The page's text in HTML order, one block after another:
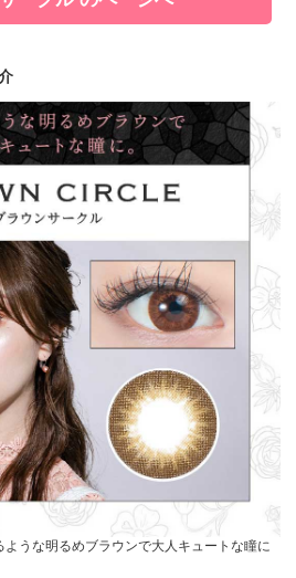
うな明るめブラウンで大人キュートな瞳に